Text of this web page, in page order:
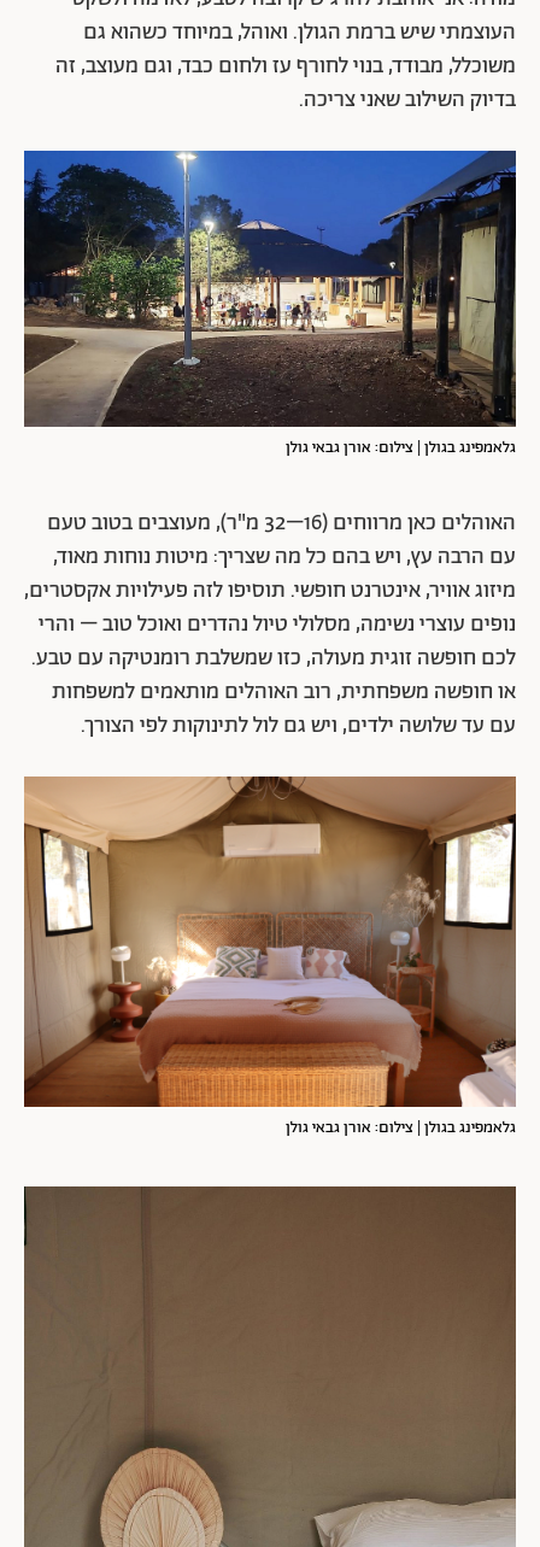
העוצמתי שיש ברמת הגולן. ואוהל, במיוחד כשהוא גם
משוכלל, מבודד, בנוי לחורף עז ולחום כבד, וגם מעוצב, זה
בדיוק השילוב שאני צריכה.
גלאמפינג בגולן | צילום: אורן גבאי גולן
האוהלים כאן מרווחים (16–32 מ"ר), מעוצבים בטוב טעם
עם הרבה עץ, ויש בהם כל מה שצריך: מיטות נוחות מאוד,
מיזוג אוויר, אינטרנט חופשי. תוסיפו לזה פעילויות אקסטרים,
נופים עוצרי נשימה, מסלולי טיול נהדרים ואוכל טוב – והרי
לכם חופשה זוגית מעולה, כזו שמשלבת רומנטיקה עם טבע.
או חופשה משפחתית, רוב האוהלים מותאמים למשפחות
עם עד שלושה ילדים, ויש גם לול לתינוקות לפי הצורך.
גלאמפינג בגולן | צילום: אורן גבאי גולן